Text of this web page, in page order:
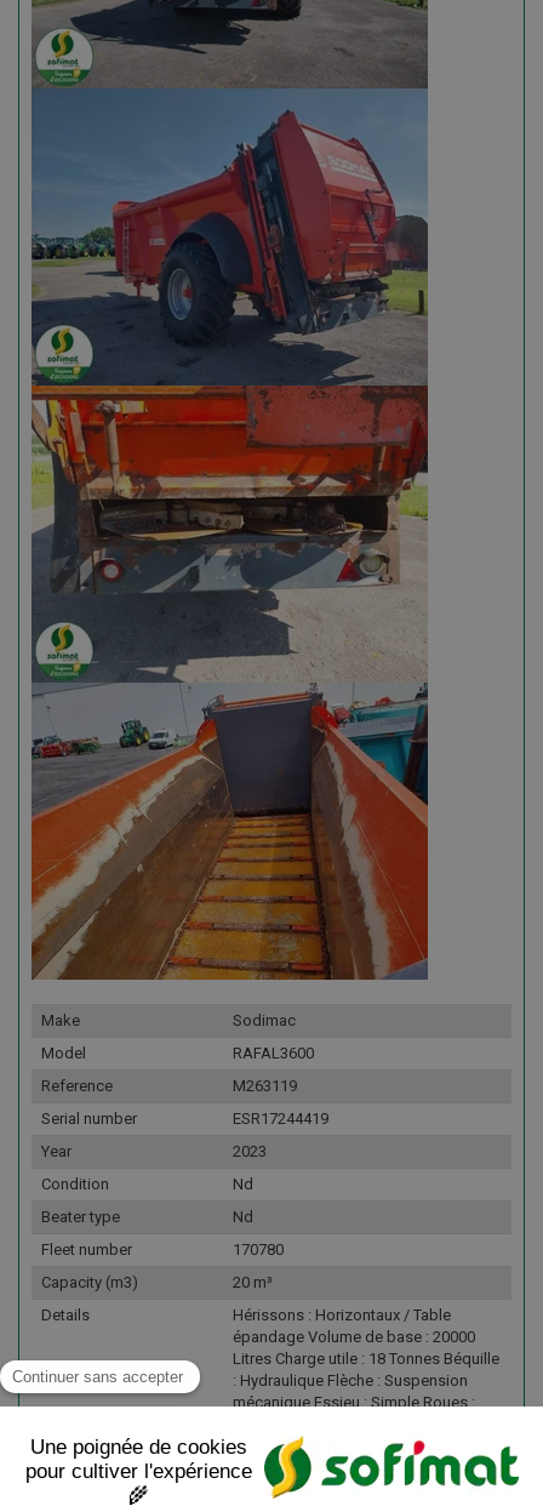
Make
Sodimac
Model
RAFAL3600
Reference
M263119
Serial number
ESR17244419
Year
2023
Condition
Nd
Beater type
Nd
Fleet number
170780
Capacity (m3)
20 m³
Details
Hérissons : Horizontaux / Table
épandage Volume de base : 20000
Litres Charge utile : 18 Tonnes Béquille
: Hydraulique Flèche : Suspension
mécanique Essieu : Simple Roues :
20% Avancement : Hydraulique
Commande : Hydraulique Table
d'épandage : Oui